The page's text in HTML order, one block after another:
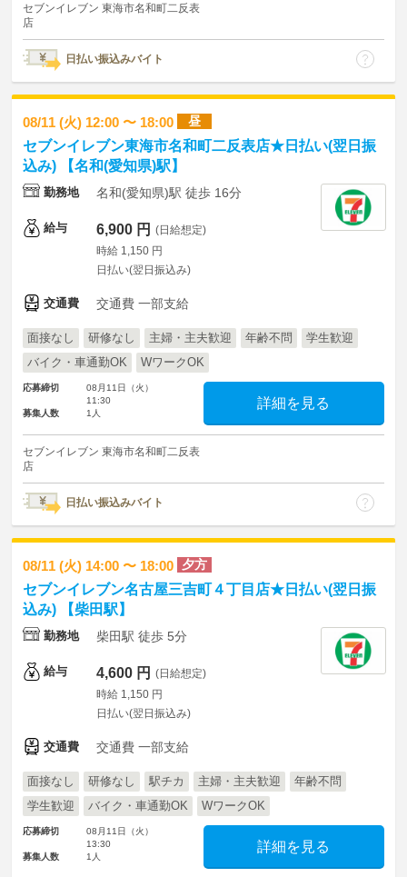
セブンイレブン 東海市名和町二反表
店
日払い振込みバイト
08/11 (火) 12:00 〜 18:00 昼
セブンイレブン東海市名和町二反表店★日払い(翌日振
込み) 【名和(愛知県)駅】
勤務地 名和(愛知県)駅 徒歩 16分
給与 6,900 円 (日給想定)
時給 1,150 円
日払い(翌日振込み)
交通費 交通費 一部支給
面接なし 研修なし 主婦・主夫歓迎 年齢不問
学生歓迎
バイク・車通勤OK
WワークOK
応募締切
08月11日（火）
11:30
募集人数
1人
詳細を見る
セブンイレブン 東海市名和町二反表
店
日払い振込みバイト
08/11 (火) 14:00 〜 18:00 夕方
セブンイレブン名古屋三吉町４丁目店★日払い(翌日振
込み) 【柴田駅】
勤務地 柴田駅 徒歩 5分
給与 4,600 円 (日給想定)
時給 1,150 円
日払い(翌日振込み)
交通費 交通費 一部支給
面接なし 研修なし 駅チカ 主婦・主夫歓迎
年齢不問
学生歓迎
バイク・車通勤OK WワークOK
応募締切
08月11日（火）
13:30
募集人数
1人
詳細を見る